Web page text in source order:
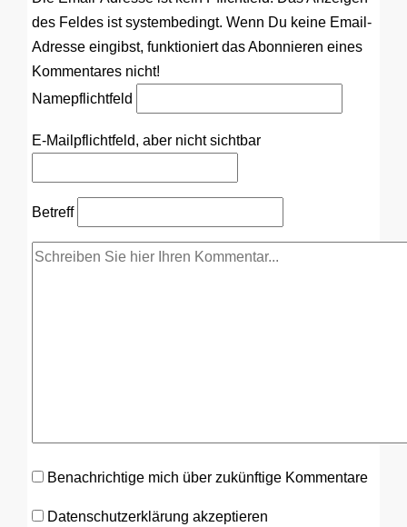
des Feldes ist systembedingt. Wenn Du keine Email-
Adresse eingibst, funktioniert das Abonnieren eines
Kommentares nicht!
Namepflichtfeld
E-Mail pflichtfeld, aber nicht sichtbar
Betreff
Benachrichtige mich über zukünftige Kommentare
Datenschutzerklärung akzeptieren